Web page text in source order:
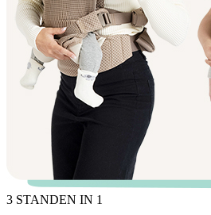
3 STANDEN IN 1